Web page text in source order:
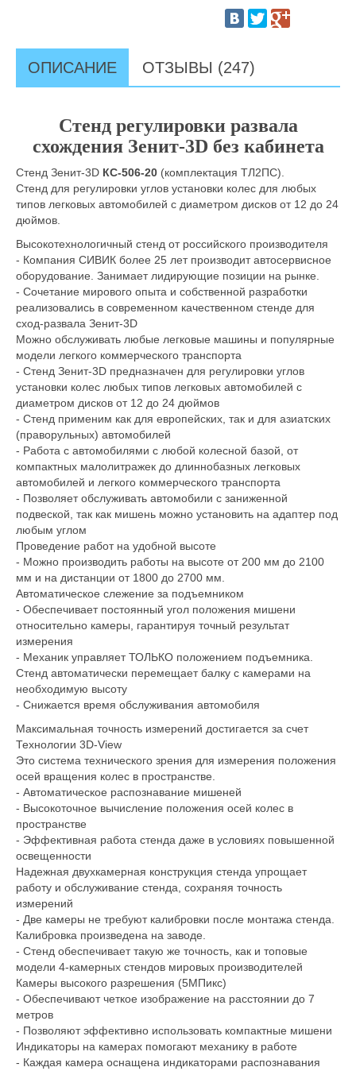
ОПИСАНИЕ ОТЗЫВЫ (247)
Стенд регулировки развала
схождения Зенит-3D без кабинета
Стенд Зенит-3D КС-506-20 (комплектация ТЛ2ПС).
Стенд для регулировки углов установки колес для любых
типов легковых автомобилей с диаметром дисков от 12 до 24
дюймов.
Высокотехнологичный стенд от российского производителя
- Компания СИВИК более 25 лет производит автосервисное
оборудование. Занимает лидирующие позиции на рынке.
- Сочетание мирового опыта и собственной разработки
реализовались в современном качественном стенде для
сход-развала Зенит-3D
Можно обслуживать любые легковые машины и популярные
модели легкого коммерческого транспорта
- Стенд Зенит-3D предназначен для регулировки углов
установки колес любых типов легковых автомобилей с
диаметром дисков от 12 до 24 дюймов
- Стенд применим как для европейских, так и для азиатских
(праворульных) автомобилей
- Работа с автомобилями с любой колесной базой, от
компактных малолитражек до длиннобазных легковых
автомобилей и легкого коммерческого транспорта
- Позволяет обслуживать автомобили с заниженной
подвеской, так как мишень можно установить на адаптер под
любым углом
Проведение работ на удобной высоте
- Можно производить работы на высоте от 200 мм до 2100
мм и на дистанции от 1800 до 2700 мм.
Автоматическое слежение за подъемником
- Обеспечивает постоянный угол положения мишени
относительно камеры, гарантируя точный результат
измерения
- Механик управляет ТОЛЬКО положением подъемника.
Стенд автоматически перемещает балку с камерами на
необходимую высоту
- Снижается время обслуживания автомобиля
Максимальная точность измерений достигается за счет
Технологии 3D-View
Это система технического зрения для измерения положения
осей вращения колес в пространстве.
- Автоматическое распознавание мишеней
- Высокоточное вычисление положения осей колес в
пространстве
- Эффективная работа стенда даже в условиях повышенной
освещенности
Надежная двухкамерная конструкция стенда упрощает
работу и обслуживание стенда, сохраняя точность
измерений
- Две камеры не требуют калибровки после монтажа стенда.
Калибровка произведена на заводе.
- Cтенд обеспечивает такую же точность, как и топовые
модели 4-камерных стендов мировых производителей
Камеры высокого разрешения (5МПикс)
- Обеспечивают четкое изображение на расстоянии до 7
метров
- Позволяют эффективно использовать компактные мишени
Индикаторы на камерах помогают механику в работе
- Каждая камера оснащена индикаторами распознавания